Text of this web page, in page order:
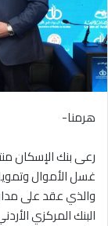
هرمنا-
رعى بنك الإسكان
غسل الأموال
البنك المركزي